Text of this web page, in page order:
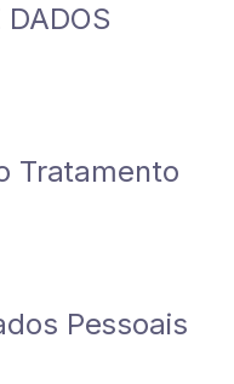
DADOS
Tratamento
Pessoais